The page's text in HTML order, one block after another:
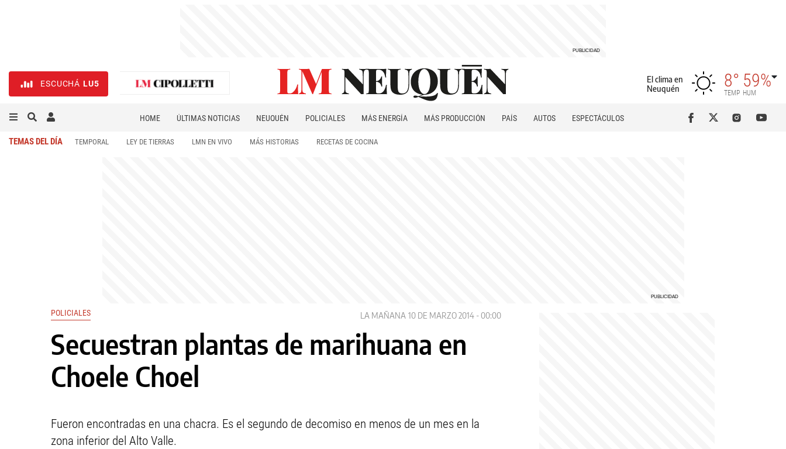
ESCUCHÁ LU5
El clima en
Neuquén
8°
TEMP
59%
HUM
HOME ÚLTIMAS NOTICIAS NEUQUÉN POLICIALES MÁS ENERGÍA MÁS PRODUCCIÓN PAÍS AUTOS
ESPECTÁCULOS
TEMAS DEL DÍA TEMPORAL LEY DE TIERRAS LMN EN VIVO MÁS HISTORIAS RECETAS DE COCINA
POLICIALES LA MAÑANA 10 DE MARZO 2014 - 00:00
Secuestran plantas de marihuana en
Choele Choel
Fueron encontradas en una chacra. Es el segundo de decomiso en menos de un mes en la
zona inferior del Alto Valle.